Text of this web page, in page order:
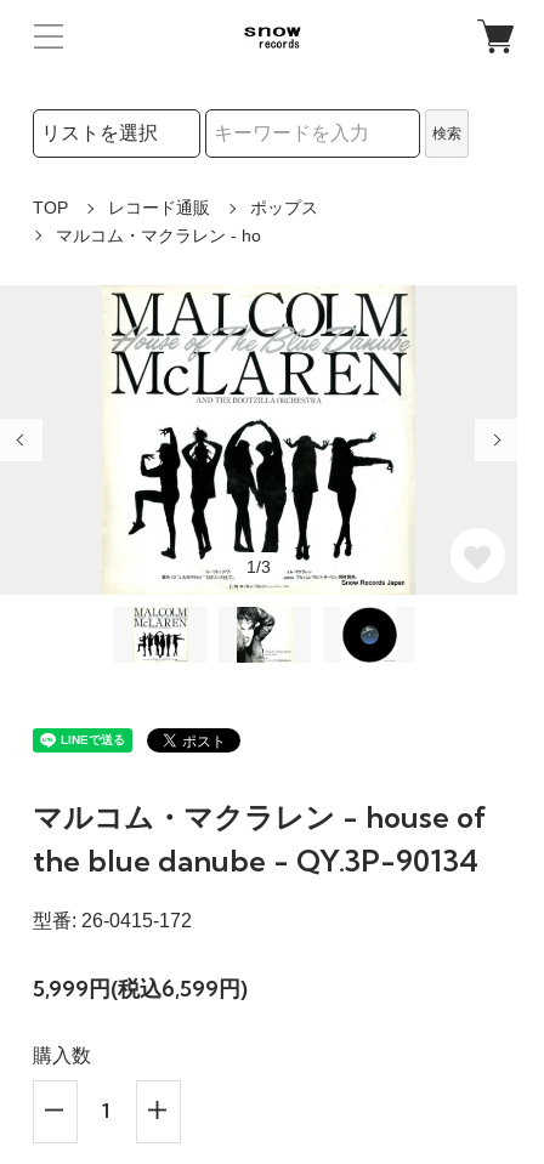
検索リストの選択
検索
TOP レコード通販
ポップス
マルコム・マクラレン - ho
1/3
マルコム・マクラレン - house of
the blue danube - QY.3P-90134
型番: 26-0415-172
5,999円(税込6,599円)
購入数